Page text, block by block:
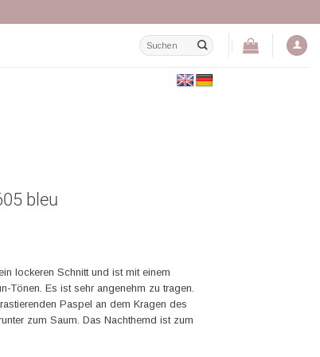
Suchen
nach:
bleu
lockeren Schnitt und ist mit einem
Tönen. Es ist sehr angenehm zu tragen.
Paspel an dem Kragen des
zum Saum. Das Nachthemd ist zum